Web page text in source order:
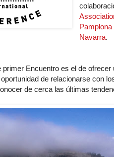
Pamplona
Navarra.
primer Encuentro es el de
de relacionarse con
de cerca las últimas